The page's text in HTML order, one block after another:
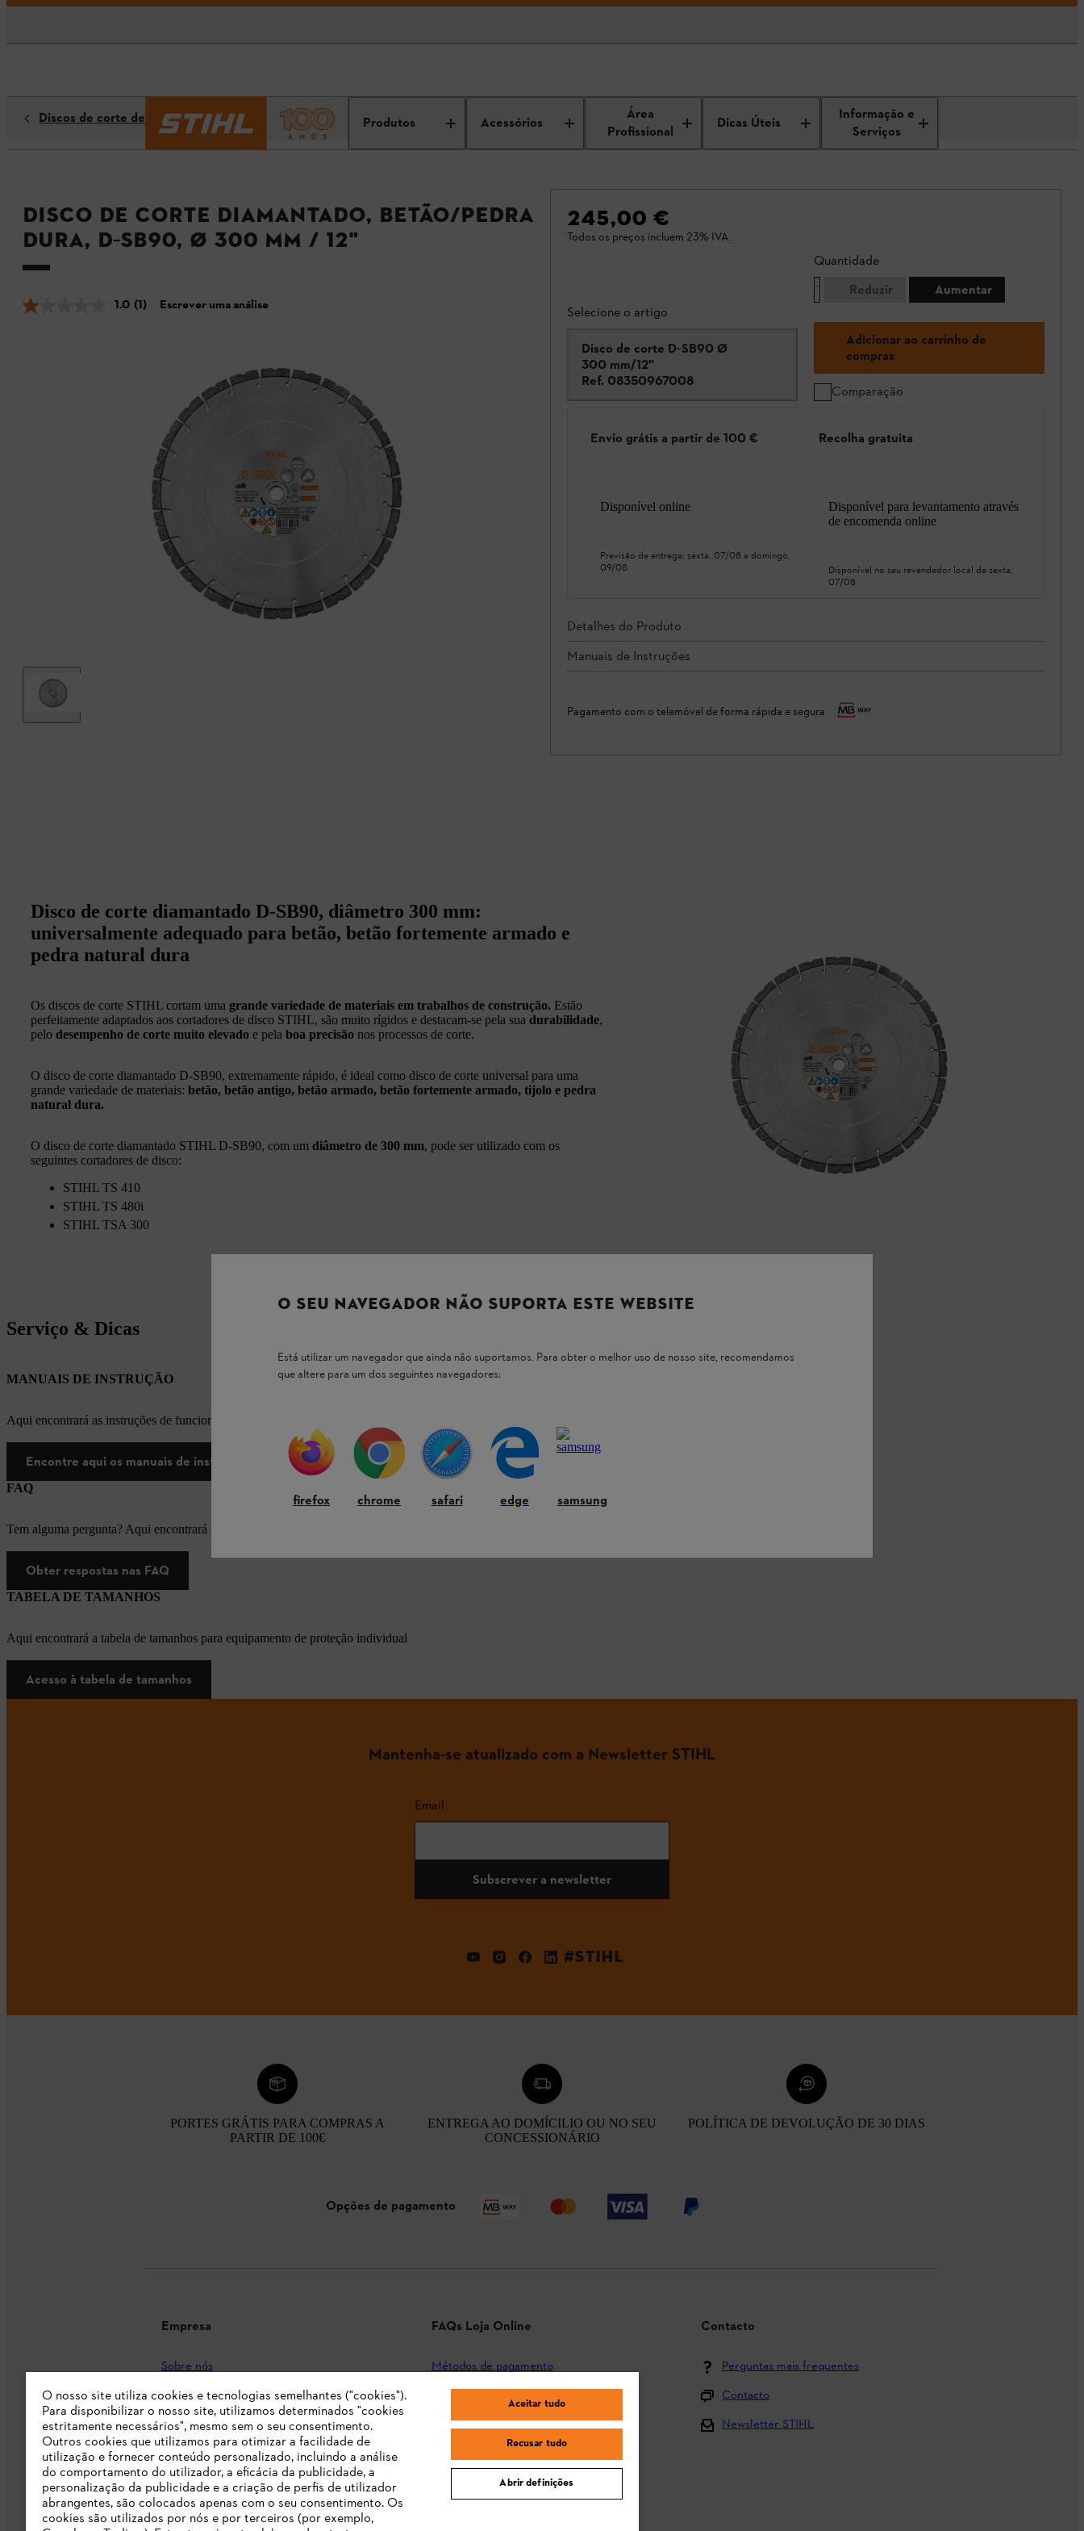
Produtos Acessórios
Área
Profissional
Dicas Úteis
Informação e
Serviços
Discos de corte de diamante
Disco de corte diamantado, Betão/Pedra
dura, D‑SB90, Ø 300 mm / 12"
1.0 (1) Escrever uma análise
245,00 €
Todos os preços incluem 23% IVA.
Selecione o artigo
Disco de corte D‑SB90 Ø
300 mm/12"
Ref. 08350967008
Quantidade
Reduzir
Aumentar
Adicionar ao carrinho de
compras
Comparação
Envio grátis a partir de 100 €
Disponível online
Previsão de entrega: sexta, 07/08 a domingo,
09/08
Recolha gratuita
Disponível para levantamento através
de encomenda online
Disponível no seu revendedor local de sexta,
07/08
Detalhes do Produto
Manuais de Instruções
Pagamento com o telemóvel de forma rápida e segura
Disco de corte diamantado D‑SB90, diâmetro 300 mm:
universalmente adequado para betão, betão fortemente armado e
pedra natural dura
Os discos de corte STIHL cortam uma grande variedade de materiais em trabalhos de construção. Estão
perfeitamente adaptados aos cortadores de disco STIHL, são muito rígidos e destacam‑se pela sua durabilidade,
pelo desempenho de corte muito elevado e pela boa precisão nos processos de corte.
O disco de corte diamantado D‑SB90, extremamente rápido, é ideal como disco de corte universal para uma
grande variedade de materiais: betão, betão antigo, betão armado, betão fortemente armado, tijolo e pedra
natural dura.
O disco de corte diamantado STIHL D‑SB90, com um diâmetro de 300 mm, pode ser utilizado com os
seguintes cortadores de disco:
STIHL TS 410
STIHL TS 480i
STIHL TSA 300
Serviço & Dicas
MANUAIS DE INSTRUÇÃO
Aqui encontrará as instruções de funcionamento apropriadas para os nossos produtos STIHL
Encontre aqui os manuais de instruções
FAQ
Tem alguma pergunta? Aqui encontrará as respostas apropriadas para as perguntas mais comuns
Obter respostas nas FAQ
TABELA DE TAMANHOS
Aqui encontrará a tabela de tamanhos para equipamento de proteção individual
Acesso à tabela de tamanhos
Mantenha-se atualizado com a Newsletter STIHL
Email
Subscrever a newsletter
#STIHL
PORTES GRÁTIS PARA COMPRAS A
PARTIR DE 100€
ENTREGA AO DOMÍCILIO OU NO SEU
CONCESSIONÁRIO
POLÍTICA DE DEVOLUÇÃO DE 30 DIAS
Opções de pagamento
Empresa
Sobre nós
Imprensa
Carreira
Responsabilidade
Linha Integridade STIHL
Informação para fornecedores
FAQs Loja Online
Métodos de pagamento
Envio e entrega
Devolução
STIHL Orange Deals
Contacto
Perguntas mais frequentes
Contacto
Newsletter STIHL
O SEU NAVEGADOR NÃO SUPORTA ESTE WEBSITE
Está utilizar um navegador que ainda não suportamos. Para obter o melhor uso de nosso site, recomendamos
que altere para um dos seguintes navegadores:
firefox chrome safari edge samsung
O nosso site utiliza cookies e tecnologias semelhantes ("cookies").
Para disponibilizar o nosso site, utilizamos determinados "cookies
estritamente necessários", mesmo sem o seu consentimento.
Outros cookies que utilizamos para otimizar a facilidade de
utilização e fornecer conteúdo personalizado, incluindo a análise
do comportamento do utilizador, a eficácia da publicidade, a
personalização da publicidade e a criação de perfis de utilizador
abrangentes, são colocados apenas com o seu consentimento. Os
cookies são utilizados por nós e por terceiros (por exemplo,
Aceitar tudo
Recusar tudo
Abrir definições